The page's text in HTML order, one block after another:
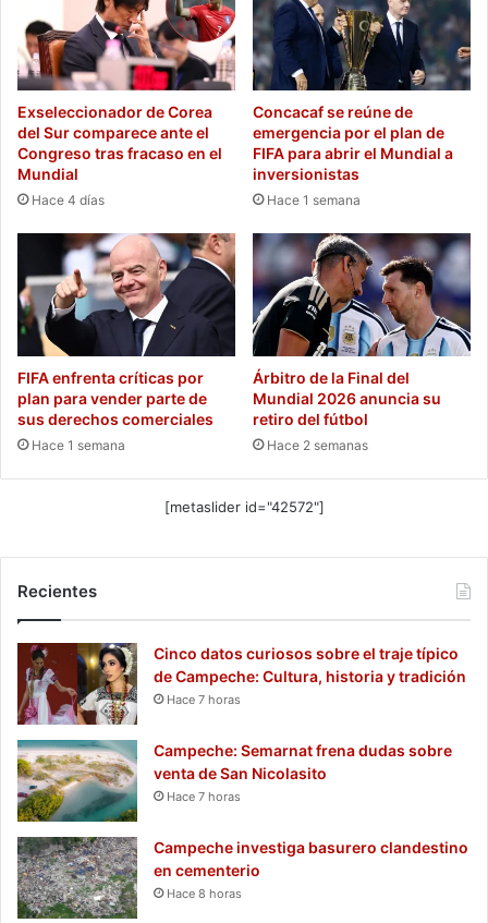
Exseleccionador de Corea
del Sur comparece ante el
Congreso tras fracaso en el
Mundial
Hace 4 días
Concacaf se reúne de
emergencia por el plan de
FIFA para abrir el Mundial a
inversionistas
Hace 1 semana
FIFA enfrenta críticas por
plan para vender parte de
sus derechos comerciales
Hace 1 semana
Árbitro de la Final del
Mundial 2026 anuncia su
retiro del fútbol
Hace 2 semanas
[metaslider id="42572"]
Recientes
Cinco datos curiosos sobre el traje típico
de Campeche: Cultura, historia y tradición
Hace 7 horas
Campeche: Semarnat frena dudas sobre
venta de San Nicolasito
Hace 7 horas
Campeche investiga basurero clandestino
en cementerio
Hace 8 horas